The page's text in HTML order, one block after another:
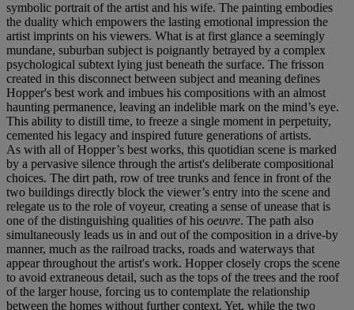
symbolic portrait of the artist and his wife. The painting embodies
the duality which empowers the lasting emotional impression the
artist imprints on his viewers. What is at first glance a seemingly
mundane, suburban subject is poignantly betrayed by a complex
psychological subtext lying just beneath the surface. The frisson
created in this disconnect between subject and meaning defines
Hopper's best work and imbues his compositions with an almost
haunting permanence, leaving an indelible mark on the mind’s eye.
This ability to distill time, to freeze a single moment in perpetuity,
cemented his legacy and inspired future generations of artists.
As with all of Hopper’s best works, this quotidian scene is marked
by a pervasive silence through the artist's deliberate compositional
choices. The dirt path, row of tree trunks and fence in front of the
two buildings directly block the viewer’s entry into the scene and
relegate us to the role of voyeur, creating a sense of unease that is
one of the distinguishing qualities of his oeuvre. The path also
simultaneously leads us in and out of the composition in a drive-by
manner, much as the railroad tracks, roads and waterways that
appear throughout the artist's work. Hopper closely crops the scene
to avoid extraneous detail, such as the tops of the trees and the roof
of the larger house, forcing us to contemplate the relationship
between the homes without further context. Yet, while the two